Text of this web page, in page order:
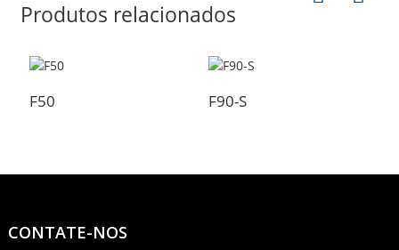
Produtos relacionados
F50 F90-S
CONTATE-NOS